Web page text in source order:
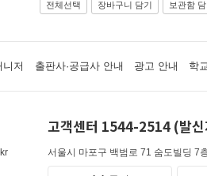
전체선택 장바구니 담기 보관함
니저 출판사·공급사 안내 광고 안내 학
고객센터 1544-2514 (발
서울시 마포구 백범로 71 숨도빌딩 7